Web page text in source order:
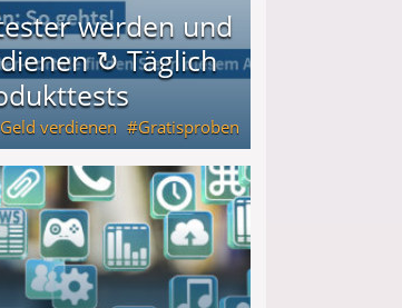
werden und
↻ Täglich
Geld verdienen Gratisproben